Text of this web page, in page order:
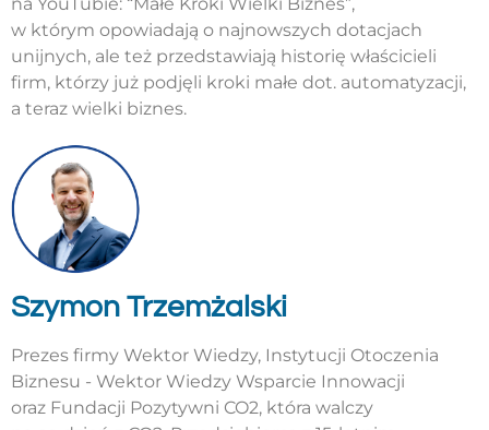
w którym opowiadają o najnowszych dotacjach
unijnych, ale też przedstawiają historię właścicieli
firm, którzy już podjęli kroki małe dot. automatyzacji,
a teraz wielki biznes.
Szymon Trzemżalski
Prezes firmy Wektor Wiedzy, Instytucji Otoczenia
Biznesu - Wektor Wiedzy Wsparcie Innowacji
oraz Fundacji Pozytywni CO2, która walczy